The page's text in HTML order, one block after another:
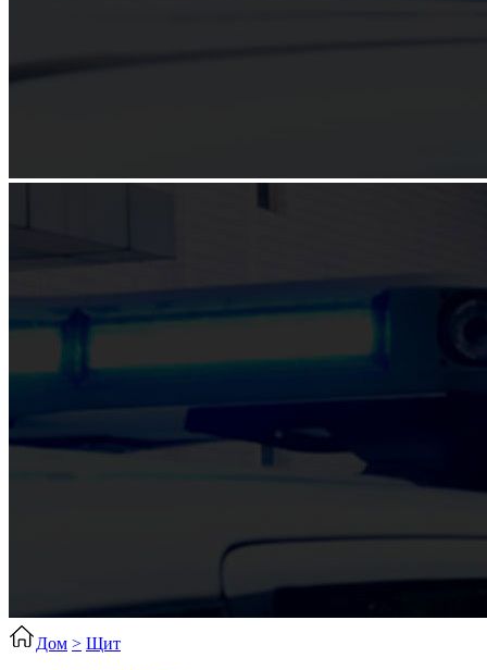
Дом > Щит